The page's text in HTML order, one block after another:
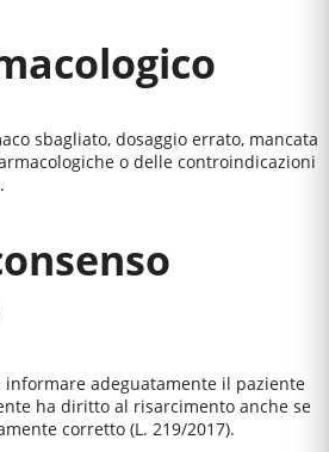
sbagliato, dosaggio errato, mancata
o delle controindicazioni
informare adeguatamente il paziente
ha diritto al risarcimento anche se
corretto (L. 219/2017).